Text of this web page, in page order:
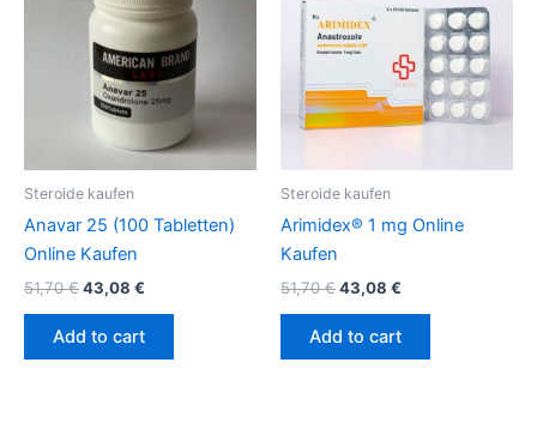
Steroide kaufen
Anavar 25 (100 Tabletten)
Online Kaufen
51,70€
51,70 €.
43,08 €
43,08 €.
Add to cart
Steroide kaufen
Arimidex® 1 mg Online
Kaufen
51,70€
51,70 €.
43,08 €
43,08 €.
Add to cart